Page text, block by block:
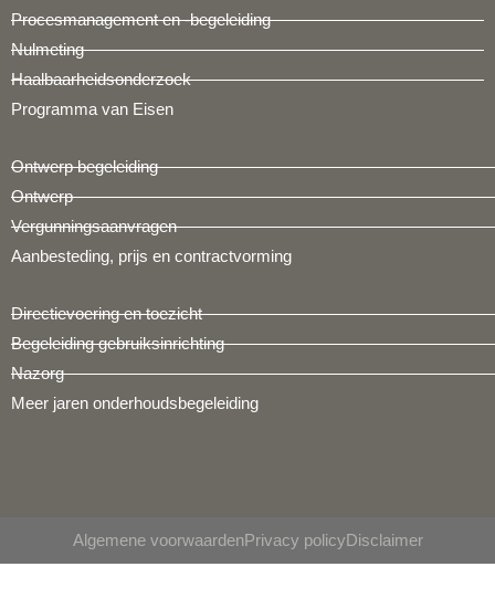
Procesmanagement en -begeleiding
Nulmeting
Haalbaarheidsonderzoek
Programma van Eisen
Ontwerp begeleiding
Ontwerp
Vergunningsaanvragen
Aanbesteding, prijs en contractvorming
Directievoering en toezicht
Begeleiding gebruiksinrichting
Nazorg
Meer jaren onderhoudsbegeleiding
Algemene voorwaardenPrivacy policyDisclaimer